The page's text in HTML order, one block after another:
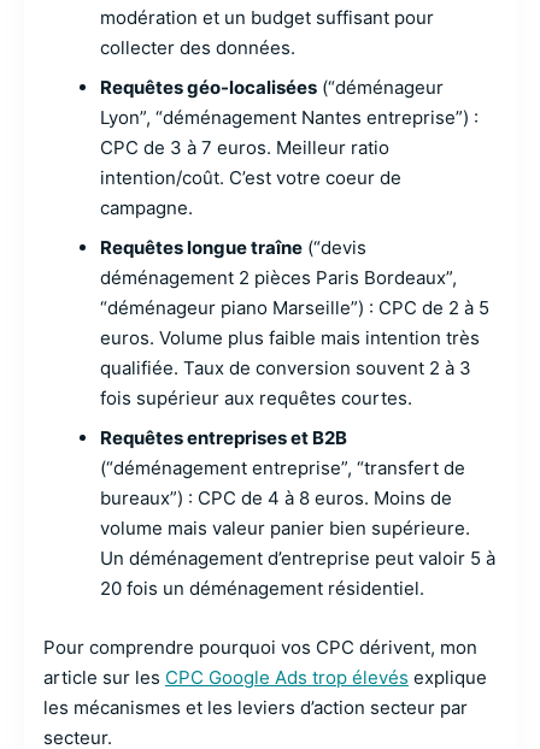
modération et un budget suffisant pour
collecter des données.
Requêtes géo-localisées(“déménageur
Lyon”, “déménagement Nantes entreprise”) :
CPC de 3 à 7 euros. Meilleur ratio
intention/coût. C’est votre coeur de
campagne.
Requêtes longue traîne(“devis
déménagement 2 pièces Paris Bordeaux”,
“déménageur piano Marseille”) : CPC de 2 à 5
euros. Volume plus faible mais intention très
qualifiée. Taux de conversion souvent 2 à 3
fois supérieur aux requêtes courtes.
Requêtes entreprises et B2B
(“déménagement entreprise”, “transfert de
bureaux”) : CPC de 4 à 8 euros. Moins de
volume mais valeur panier bien supérieure.
Un déménagement d’entreprise peut valoir 5 à
20 fois un déménagement résidentiel.
Pour comprendre pourquoi vos CPC dérivent, mon
article sur les CPC Google Ads trop élevés explique
les mécanismes et les leviers d’action secteur par
secteur.